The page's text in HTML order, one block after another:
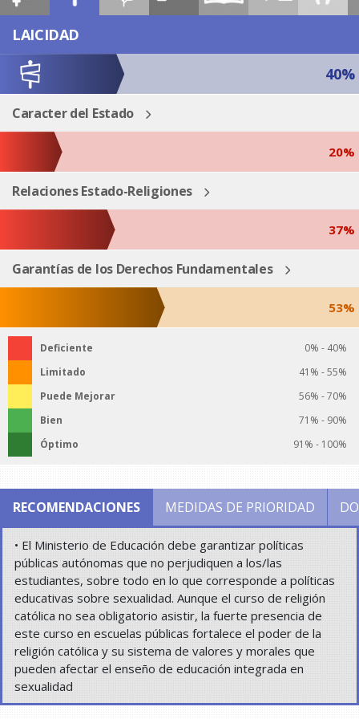
ESP ENG
LAICIDAD
40%
Caracter del Estado
20%
Relaciones Estado-Religiones
37%
Garantías de los Derechos Fundamentales
53%
Deficiente
0% - 40%
Limitado
41% - 55%
Puede Mejorar
56% - 70%
Bien
71% - 90%
Óptimo
91% - 100%
RECOMENDACIONES MEDIDAS DE PRIORIDAD
• El Ministerio de Educación debe garantizar políticas
públicas autónomas que no perjudiquen a los/las
estudiantes, sobre todo en lo que corresponde a políticas
educativas sobre sexualidad. Aunque el curso de religión
católica no sea obligatorio asistir, la fuerte presencia de
este curso en escuelas públicas fortalece el poder de la
religión católica y su sistema de valores y morales que
pueden afectar el enseño de educación integrada en
sexualidad